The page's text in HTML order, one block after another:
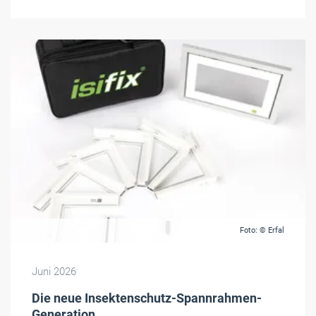
Foto: © Erfal
Juni 2026
Die neue Insektenschutz-Spannrahmen-